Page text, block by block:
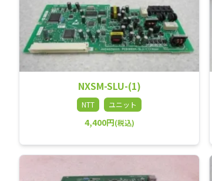
NXSM-SLU-(1)
NTT ユニット
4,400円(税込)